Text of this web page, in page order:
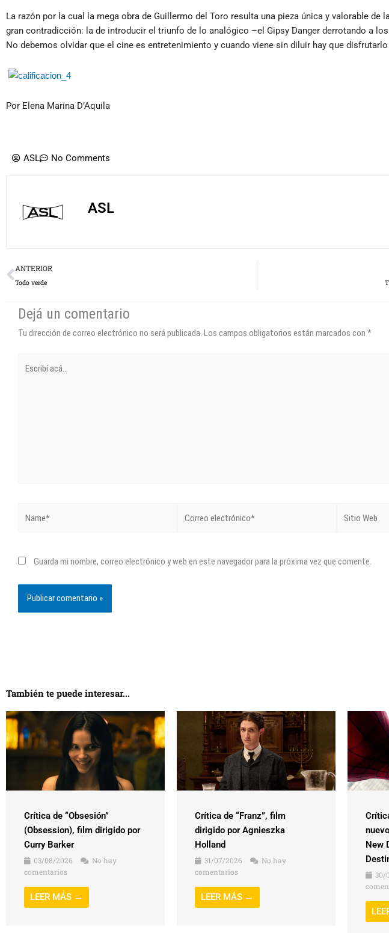
La razón por la cual la mega obra de Guillermo del Toro resulta una pieza única y valorable de
gran contradicción: la de introducir el triunfo de lo analógico –el Gipsy Danger derrotando a
No debemos olvidar que el cine es entretenimiento y cuando viene sin diluir hay que
Por Elena Marina D’Aquila
ASL No Comments
ASL
Prev
ANTERIOR
Todo verde
Dejá un comentario
Tu dirección de correo electrónico no será publicada. Los campos obligatorios están marcados con *
acá...
electrónico*
Web
Guarda mi nombre, correo electrónico y web en este navegador para la próxima vez que comente.
También te puede interesar...
Crítica de “Obsesión”
(Obsession), film dirigido por
Curry Barker
03/08/2026
No hay
comentarios
LEER MÁS →
Crítica de “Franz”, film
dirigido por Agnieszka
Holland
31/07/2026
No hay
comentarios
LEER MÁS →
New
30/